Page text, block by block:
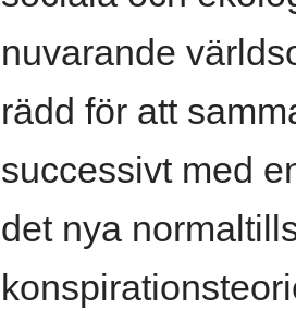
nuvarande
rädd för att
successivt med
det nya